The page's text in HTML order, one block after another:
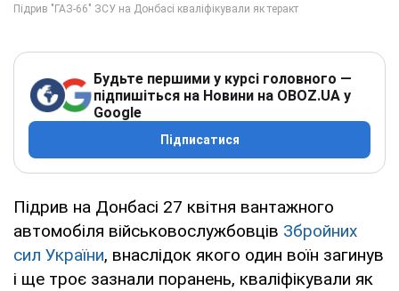
Будьте першими у курсі головного —
підпишіться на Новини на OBOZ.UA у
Google
Підписатися
Підрив на Донбасі 27 квітня вантажного
автомобіля військовослужбовців Збройних
сил України, внаслідок якого один воїн загинув
і ще троє зазнали поранень, кваліфікували як